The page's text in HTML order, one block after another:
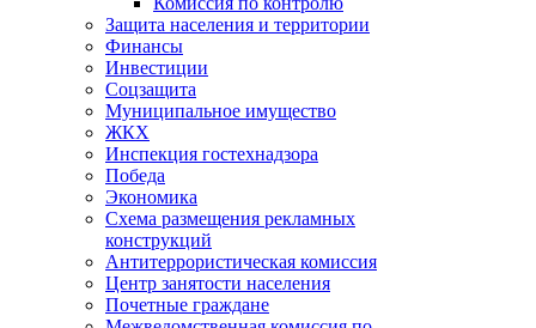
Защита населения и территории
Финансы
Инвестиции
Соцзащита
Муниципальное имущество
ЖКХ
Инспекция гостехнадзора
Победа
Экономика
Схема размещения рекламных
конструкций
Антитеррористическая комиссия
Центр занятости населения
Почетные граждане